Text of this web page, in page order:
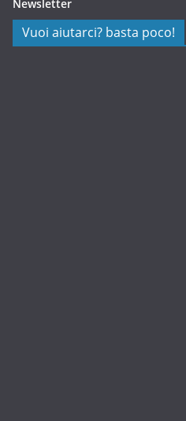
Newsletter
Vuoi aiutarci? basta poco!